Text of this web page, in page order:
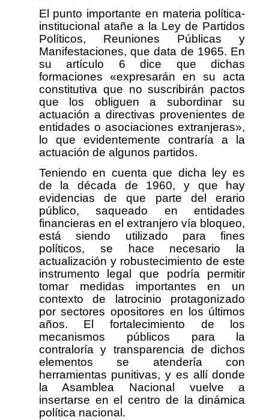
El punto importante en materia política-
institucional atañe a la Ley de Partidos
Políticos, Reuniones Públicas y
Manifestaciones, que data de 1965. En
su artículo 6 dice que dichas
formaciones «expresarán en su acta
constitutiva que no suscribirán pactos
que los obliguen a subordinar su
actuación a directivas provenientes de
entidades o asociaciones extranjeras»,
lo que evidentemente contraría a la
actuación de algunos partidos.
Teniendo en cuenta que dicha ley es
de la década de 1960, y que hay
evidencias de que parte del erario
público, saqueado en entidades
financieras en el extranjero vía bloqueo,
está siendo utilizado para fines
políticos, se hace necesario la
actualización y robustecimiento de este
instrumento legal que podría permitir
tomar medidas importantes en un
contexto de latrocinio protagonizado
por sectores opositores en los últimos
años. El fortalecimiento de los
mecanismos públicos para la
contraloría y transparencia de dichos
elementos se atendería con
herramientas punitivas, y es allí donde
la Asamblea Nacional vuelve a
insertarse en el centro de la dinámica
política nacional.